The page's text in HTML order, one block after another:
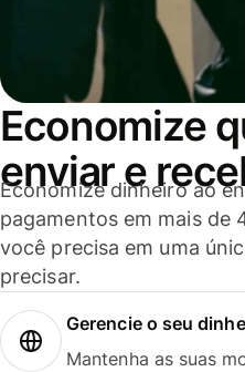
Economize
enviar e
Economize dinheiro ao
pagamentos em mais de
você precisa em uma
precisar.
Gerencie o seu
Mantenha as suas